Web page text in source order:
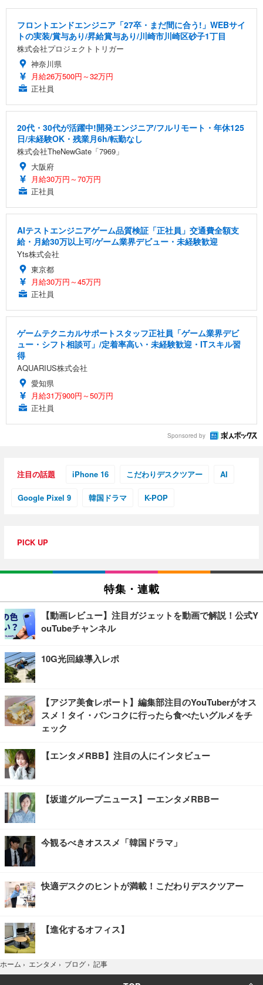
フロントエンドエンジニア「27卒・まだ間に合う!」WEBサイ
トの実装/賞与あり/昇給賞与あり/川崎市川崎区砂子1丁目
株式会社プロジェクトトリガー
神奈川県
月給26万500円～32万円
正社員
20代・30代が活躍中!開発エンジニア/フルリモート・年休125
日/未経験OK・残業月6h/転勤なし
株式会社TheNewGate「7969」
大阪府
月給30万円～70万円
正社員
AIテストエンジニアゲーム品質検証「正社員」交通費全額支
給・月給30万以上可/ゲーム業界デビュー・未経験歓迎
Yts株式会社
東京都
月給30万円～45万円
正社員
ゲームテクニカルサポートスタッフ正社員「ゲーム業界デビ
ュー・シフト相談可」/定着率高い・未経験歓迎・ITスキル習
得
AQUARIUS株式会社
愛知県
月給31万900円～50万円
正社員
Sponsored by
注目の話題 iPhone 16 こだわりデスクツアー AI
Google Pixel 9 韓国ドラマ K-POP
PICK UP
特集・連載
【動画レビュー】注目ガジェットを動画で解説！公式Y
ouTubeチャンネル
10G光回線導入レポ
【アジア美食レポート】編集部注目のYouTuberがオス
スメ！タイ・バンコクに行ったら食べたいグルメをチ
ェック
【エンタメRBB】注目の人にインタビュー
【坂道グループニュース】ーエンタメRBBー
今観るべきオススメ「韓国ドラマ」
快適デスクのヒントが満載！こだわりデスクツアー
【進化するオフィス】
ホーム › エンタメ › ブログ › 記事